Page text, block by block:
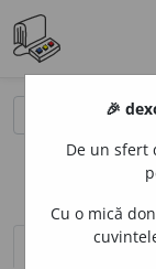
definiții (1)
🎉
De un sfert
Cu o mică